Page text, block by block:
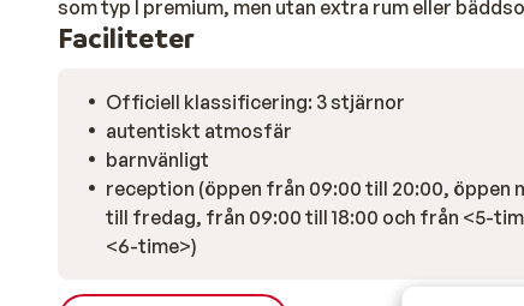
som typ I premium, men utan extra rum eller
Faciliteter
Officiell klassificering: 3 stjärnor
autentiskt atmosfär
barnvänligt
reception (öppen från 09:00 till 20:00, öppen
till fredag, från 09:00 till 18:00 och från <5-
<6-time>)